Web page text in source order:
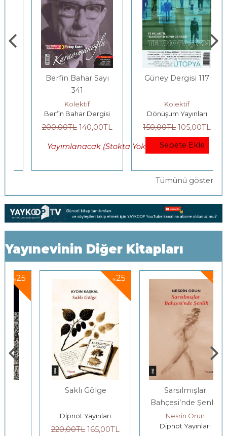
Berfin Bahar Sayı
Kolektif
Berfin Bahar Dergisi
200,00TL 140 ,00TL
Yayımlanacak (Stokta Yok)
Güney Dergisi 117
Kolektif
Dönüşüm Yayınları
,00TL 105,00TL
Sepete Ekle
Tümünü göster
Yayınevinin Diğer Kitapları
Saklı Gölge
Dipnot Yayınları
,00TL 165,00TL
%25
Sarsılmışlar
Bahçesi’nde Şenlik
Nesrin Orun
Dipnot Yayınları